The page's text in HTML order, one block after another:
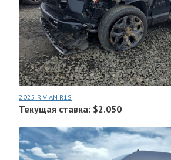
2025 RIVIAN R1S
Текущая ставка: $2.050